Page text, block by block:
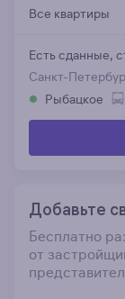
Все квартиры
Есть сданные,
Санкт-
Рыбацкое
Добавьте
Бесплатно
от